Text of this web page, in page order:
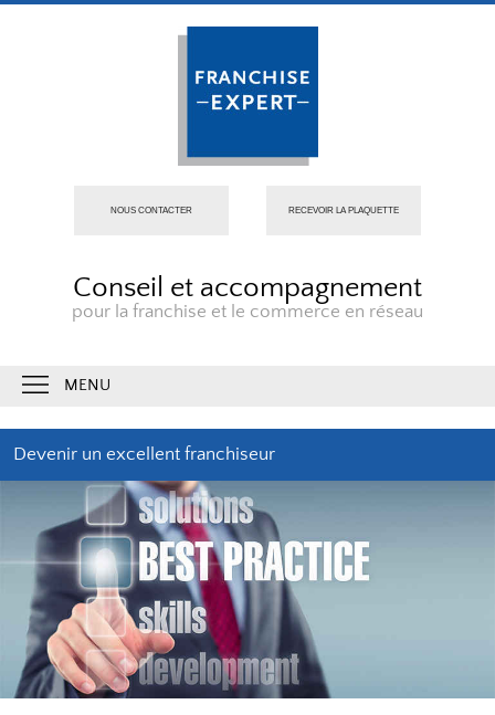
NOUS CONTACTER RECEVOIR LA PLAQUETTE
Conseil et accompagnement
pour la franchise et le commerce en réseau
MENU
Devenir un excellent franchiseur